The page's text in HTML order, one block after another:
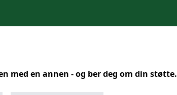
med en annen - og ber deg om din støtte.